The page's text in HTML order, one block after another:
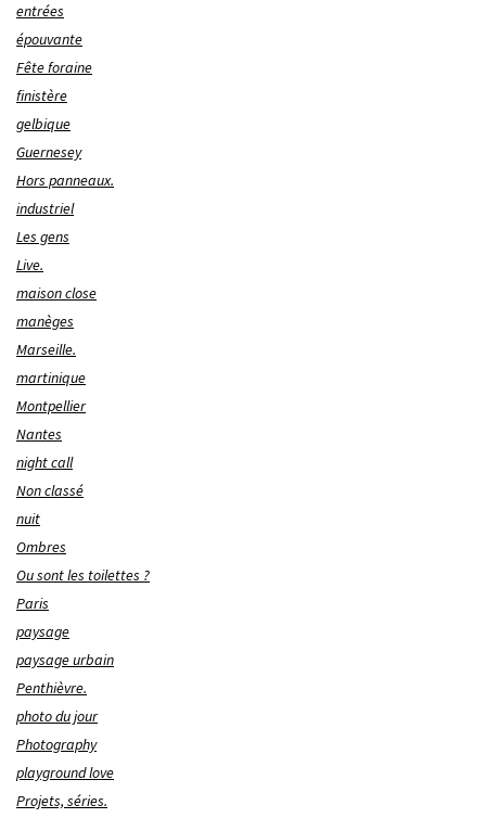
entrées
épouvante
Fête foraine
finistère
gelbique
Guernesey
Hors panneaux.
industriel
Les gens
Live.
maison close
manèges
Marseille.
martinique
Montpellier
Nantes
night call
Non classé
nuit
Ombres
Ou sont les toilettes ?
Paris
paysage
paysage urbain
Penthièvre.
photo du jour
Photography
playground love
Projets, séries.